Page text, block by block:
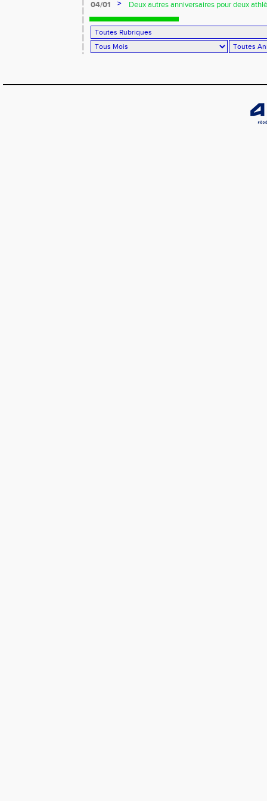
Piau !!!
04/01 >
Deux autres anniversaires pour deux